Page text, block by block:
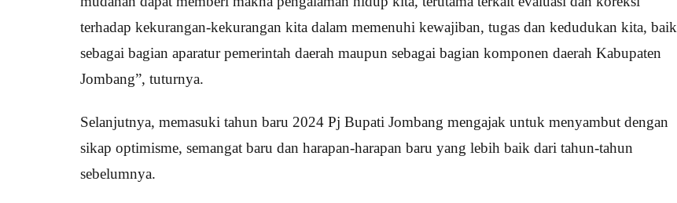
terhadap kekurangan-kekurangan kita dalam memenuhi kewajiban, tugas dan kedudukan kita, baik
sebagai bagian aparatur pemerintah daerah maupun sebagai bagian komponen daerah Kabupaten
Jombang”, tuturnya.
Selanjutnya, memasuki tahun baru 2024 Pj Bupati Jombang mengajak untuk menyambut dengan
sikap optimisme, semangat baru dan harapan-harapan baru yang lebih baik dari tahun-tahun
sebelumnya.